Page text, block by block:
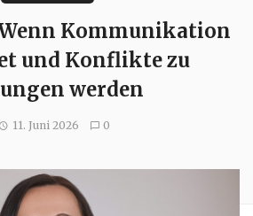
Kommunikation
und Konflikte zu
werden
11. Juni 2026 0